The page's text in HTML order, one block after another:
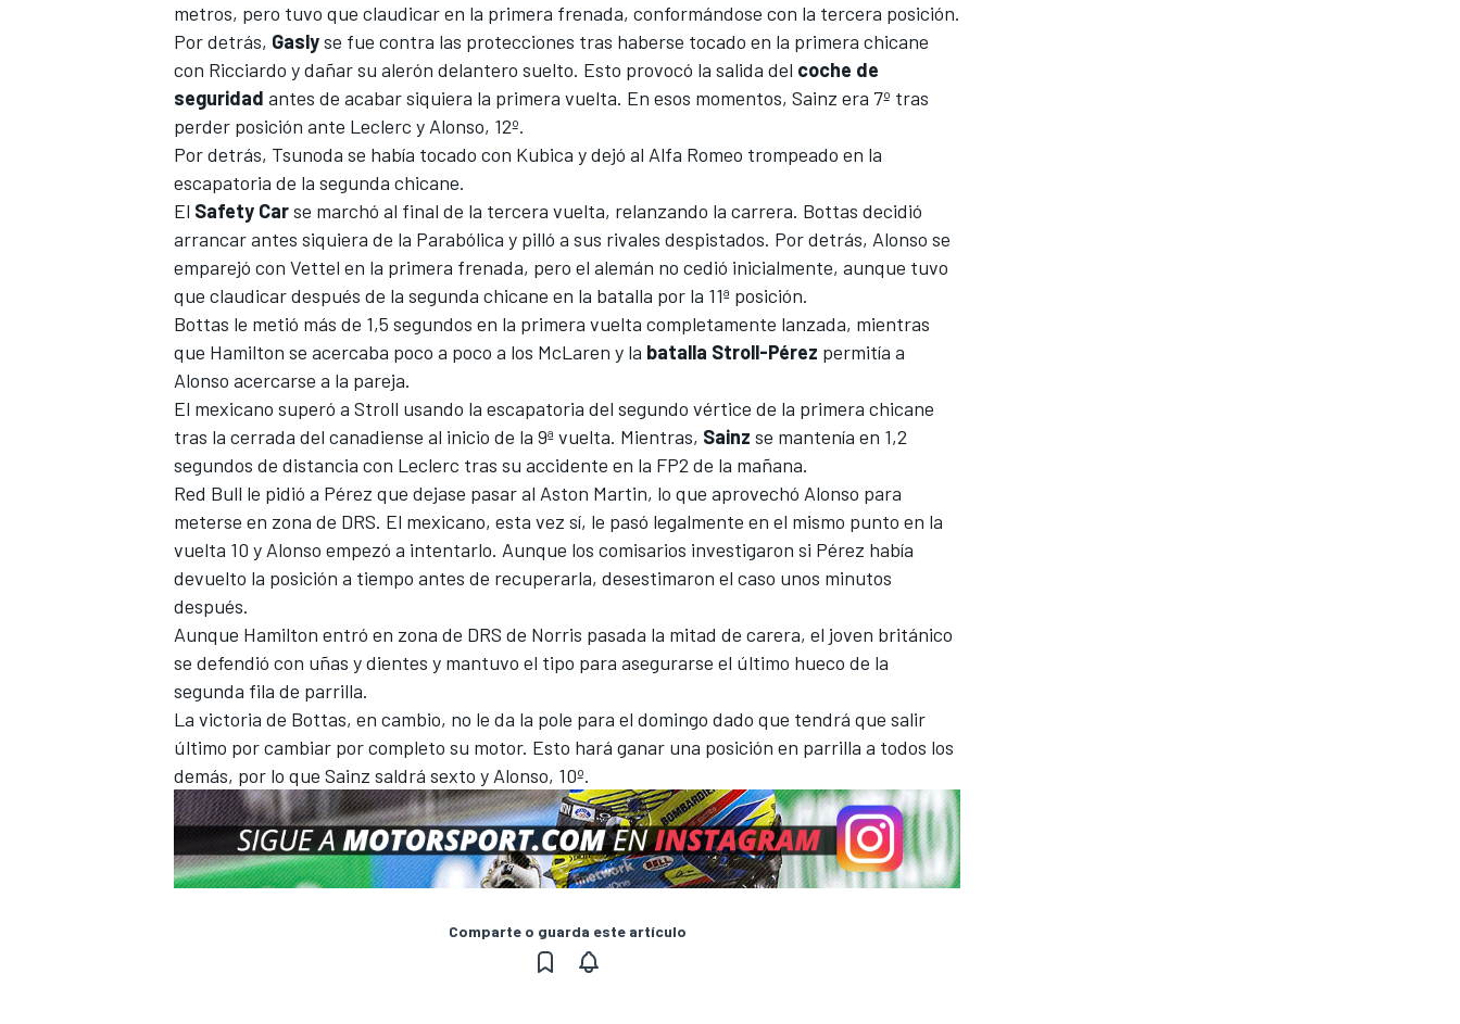
metros, pero tuvo que claudicar en la primera frenada, conformándose con la tercera posición.
Por detrás, Gaslyse fue contra las protecciones tras haberse tocado en la primera chicane
con Ricciardo y dañar su alerón delantero suelto. Esto provocó la salida del coche de
seguridad antes de acabar siquiera la primera vuelta. En esos momentos, Sainz era 7º tras
perder posición ante Leclerc y Alonso, 12º.
Por detrás, Tsunoda se había tocado con Kubica y dejó al Alfa Romeo trompeado en la
escapatoria de la segunda chicane.
El Safety Carse marchó al final de la tercera vuelta, relanzando la carrera. Bottas decidió
arrancar antes siquiera de la Parabólica y pilló a sus rivales despistados. Por detrás, Alonso se
emparejó con Vettel en la primera frenada, pero el alemán no cedió inicialmente, aunque tuvo
que claudicar después de la segunda chicane en la batalla por la 11ª posición.
Bottas le metió más de 1,5 segundos en la primera vuelta completamente lanzada, mientras
que Hamilton se acercaba poco a poco a los McLaren y la batalla Stroll-Pérez permitía a
Alonso acercarse a la pareja.
El mexicano superó a Stroll usando la escapatoria del segundo vértice de la primera chicane
tras la cerrada del canadiense al inicio de la 9ª vuelta. Mientras, Sainz se mantenía en 1,2
segundos de distancia con Leclerc tras su accidente en la FP2 de la mañana.
Red Bull le pidió a Pérez que dejase pasar al Aston Martin, lo que aprovechó Alonso para
meterse en zona de DRS. El mexicano, esta vez sí, le pasó legalmente en el mismo punto en la
vuelta 10 y Alonso empezó a intentarlo. Aunque los comisarios investigaron si Pérez había
devuelto la posición a tiempo antes de recuperarla, desestimaron el caso unos minutos
después.
Aunque Hamilton entró en zona de DRS de Norris pasada la mitad de carera, el joven británico
se defendió con uñas y dientes y mantuvo el tipo para asegurarse el último hueco de la
segunda fila de parrilla.
La victoria de Bottas, en cambio, no le da la pole para el domingo dado que tendrá que salir
último por cambiar por completo su motor. Esto hará ganar una posición en parrilla a todos los
demás, por lo que Sainz saldrá sexto y Alonso, 10º.
Comparte o guarda este artículo